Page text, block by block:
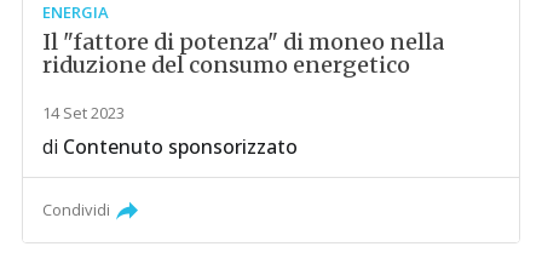
ENERGIA
Il "fattore di potenza" di moneo nella
riduzione del consumo energetico
14 Set 2023
di Contenuto sponsorizzato
Condividi